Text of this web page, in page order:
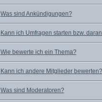
Was sind Ankündigungen?
Kann ich Umfragen starten bzw.
Wie bewerte ich ein Thema?
Kann ich andere Mitglieder bewerten?
Was sind Moderatoren?